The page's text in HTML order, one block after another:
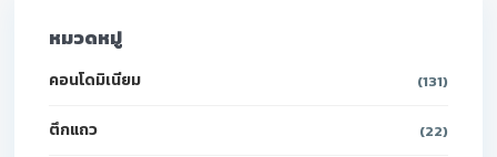
หมวดหมู่
คอนโดมิเนียม (131)
ตึกแถว (22)